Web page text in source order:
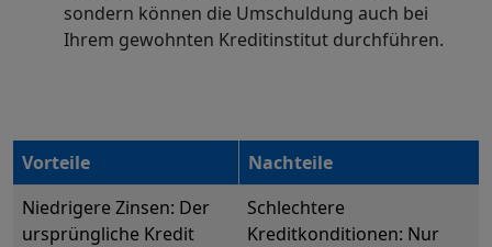
sondern können die Umschuldung auch bei
Ihrem gewohnten Kreditinstitut durchführen.
Vorteile
Nachteile
Niedrigere Zinsen: Der
ursprüngliche Kredit
Schlechtere
Kreditkonditionen: Nur